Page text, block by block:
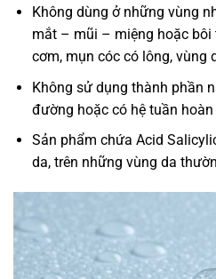
Không dùng ở những vùng
mắt – mũi – miệng hoặc
cơm, mụn cóc có lông, vùng
Không sử dụng thành phần
đường hoặc có hệ tuần
Sản phẩm chứa Acid
da, trên những vùng da